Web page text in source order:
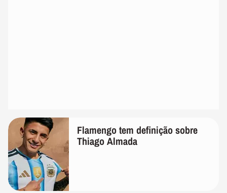
Flamengo tem definição sobre
Thiago Almada